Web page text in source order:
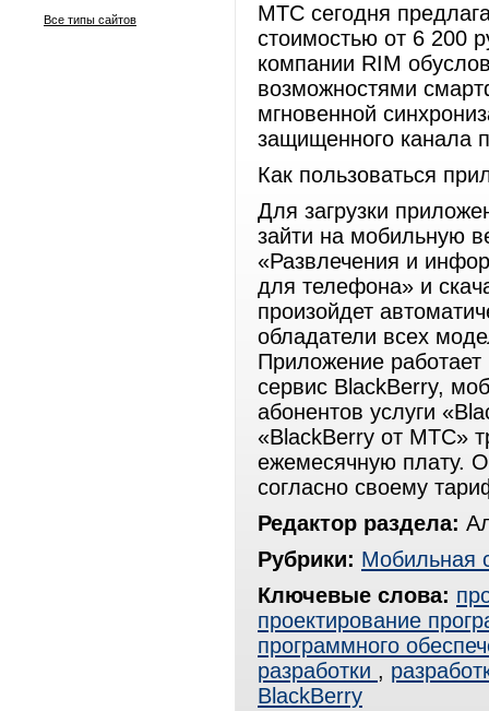
Все типы сайтов
МТС сегодня
стоимостью от 6 200
компании RIM
возможностями
мгновенной
защищенного канала
Как пользоваться
Для загрузки
зайти на мобильную
«Развлечения и
для телефона» и
произойдет
обладатели всех
Приложение работает
сервис BlackBerry,
абонентов услуги
«BlackBerry от МТС»
ежемесячную плату.
согласно своему
Редактор раздела:
Рубрики: Мобильная
Ключевые слова:
проектирование
программного
разработки ,
BlackBerrу